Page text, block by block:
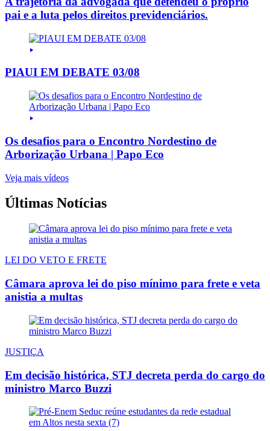
pai e a luta pelos direitos previdenciários.
PIAUI EM DEBATE 03/08
Os desafios para o Encontro Nordestino de
Arborização Urbana | Papo Eco
Veja mais vídeos
Últimas Notícias
LEI DO VETO E FRETE
Câmara aprova lei do piso mínimo para frete e veta
anistia a multas
JUSTIÇA
Em decisão histórica, STJ decreta perda do cargo do
ministro Marco Buzzi